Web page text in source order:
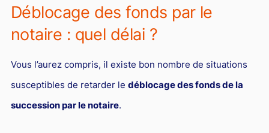
Déblocage des fonds par le
notaire : quel délai ?
Vous l’aurez compris, il existe bon nombre de situations
susceptibles de retarder le déblocage des fonds de la
succession par le notaire.